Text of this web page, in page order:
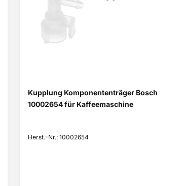
Kupplung Komponententräger Bosch
10002654 für Kaffeemaschine
Herst.-Nr.: 10002654